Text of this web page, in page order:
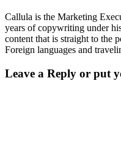
Callula is the Marketing
years of copywriting under
content that is straight to the
Foreign languages and
Leave a Reply or put